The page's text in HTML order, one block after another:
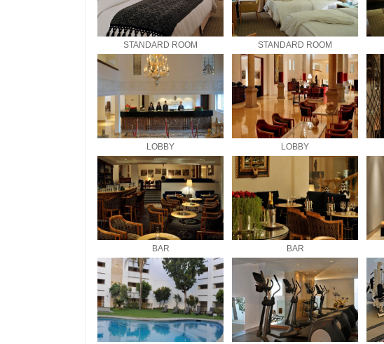
STANDARD ROOM STANDARD ROOM
LOBBY LOBBY
BAR BAR